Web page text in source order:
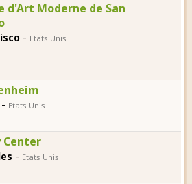
d'Art Moderne de San
- Etats Unis
- Etats Unis
Center
- Etats Unis